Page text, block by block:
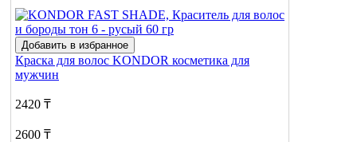
Добавить в избранное
Краска для волос KONDOR косметика для
мужчин
2420 ₸
2600 ₸